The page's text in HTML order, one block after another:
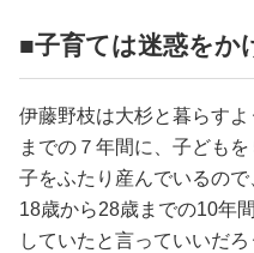
■子育ては迷惑をか
伊藤野枝は大杉と暮らす
までの７年間に、子ども
子をふたり産んでいるので
18歳から28歳までの10年
していたと言っていいだ